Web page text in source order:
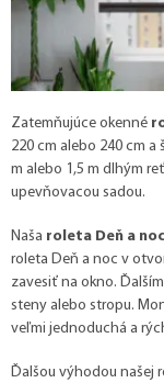
Zatemňujúce okenné
220 cm alebo 240 cm a
m alebo 1,5 m dlhým
upevňovacou sadou.
Naša roleta Deň a noc
roleta Deň a noc v
zavesiť na okno.
steny alebo stropu.
veľmi jednoduchá a
Ďalšou výhodou našej